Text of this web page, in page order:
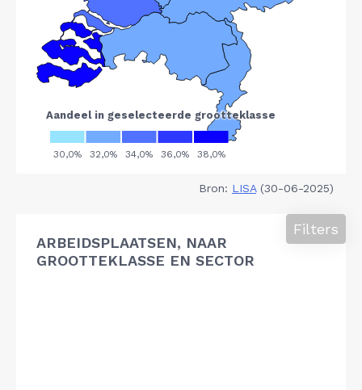
Bron: LISA(30-06-2025)
ARBEIDSPLAATSEN, NAAR
GROOTTEKLASSE EN SECTOR
Filters